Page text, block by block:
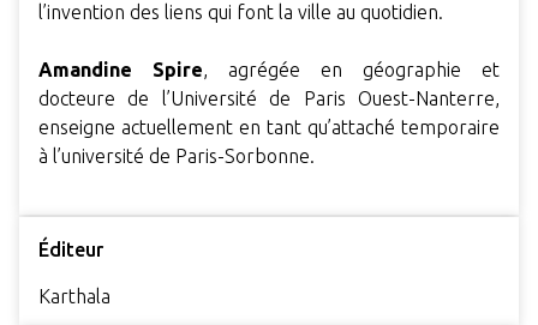
l’invention des liens qui font la ville au quotidien.
Amandine Spire, agrégée en géographie et
docteure de l’Université de Paris Ouest-Nanterre,
enseigne actuellement en tant qu’attaché temporaire
à l’université de Paris-Sorbonne.
Éditeur
Karthala